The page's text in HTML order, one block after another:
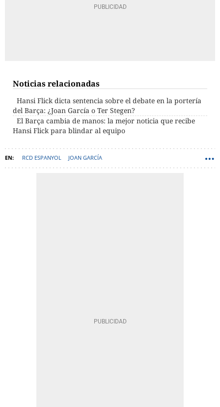
Noticias relacionadas
Hansi Flick dicta sentencia sobre el debate en la portería
del Barça: ¿Joan García o Ter Stegen?
El Barça cambia de manos: la mejor noticia que recibe
Hansi Flick para blindar al equipo
RCD ESPANYOL JOAN GARCÍA